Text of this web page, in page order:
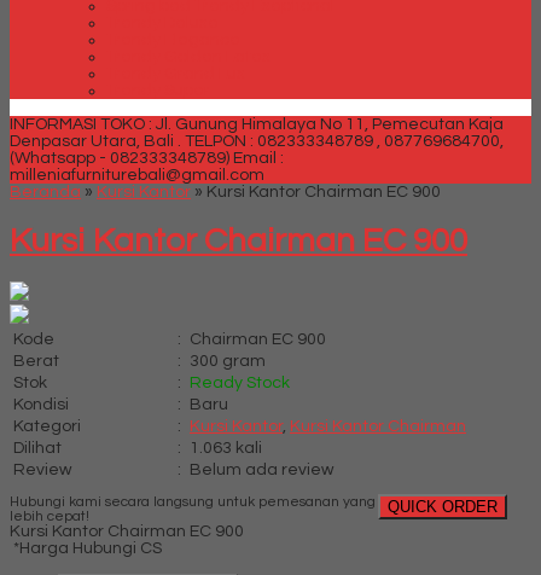
INFORMASI TOKO : Jl. Gunung Himalaya No 11, Pemecutan Kaja
Denpasar Utara, Bali . TELPON : 082333348789 , 087769684700,
(Whatsapp - 082333348789) Email :
milleniafurniturebali@gmail.com
Beranda » Kursi Kantor » Kursi Kantor Chairman EC 900
Kursi Kantor Chairman EC 900
Kode :
Chairman EC 900
Berat
:
300 gram
Stok
:
Ready Stock
Kondisi
:
Baru
Kategori
: Kursi Kantor, Kursi Kantor Chairman
Dilihat
:
1.063 kali
Review
: Belum ada review
QUICK ORDER
Hubungi kami secara langsung untuk pemesanan yang
lebih cepat!
Kursi Kantor Chairman EC 900
*Harga Hubungi CS